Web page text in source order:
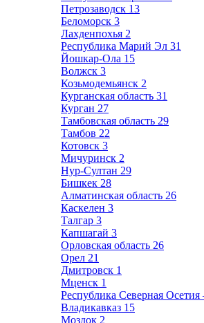
Петрозаводск 13
Беломорск 3
Лахденпохья 2
Республика Марий Эл 31
Йошкар-Ола 15
Волжск 3
Козьмодемьянск 2
Курганская область 31
Курган 27
Тамбовская область 29
Тамбов 22
Котовск 3
Мичуринск 2
Нур-Султан 29
Бишкек 28
Алматинская область 26
Каскелен 3
Талгар 3
Капшагай 3
Орловская область 26
Орел 21
Дмитровск 1
Мценск 1
Республика Северная
Владикавказ 15
Моздок 2